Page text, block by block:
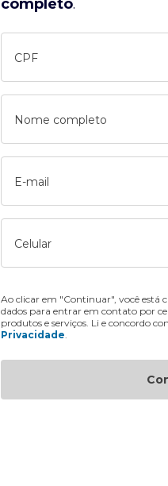
completo.
CPF
Nome completo
E-mail
Celular
Ao clicar em "Continuar", você está
dados para entrar em contato por
produtos e serviços. Li e concordo
Privacidade